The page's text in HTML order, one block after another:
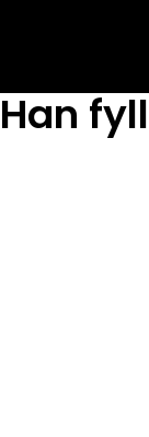
Han